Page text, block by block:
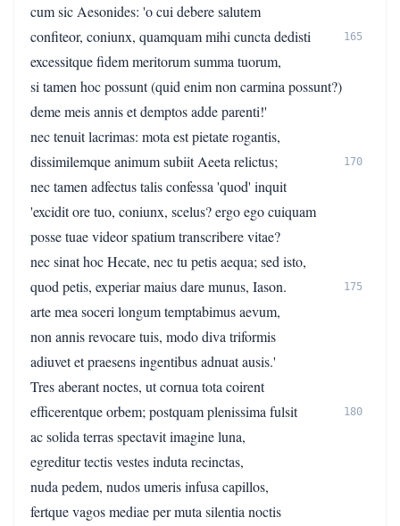
cum sic Aesonides: 'o cui debere salutem
confiteor, coniunx, quamquam mihi cuncta dedisti
165
excessitque fidem meritorum summa tuorum,
si tamen hoc possunt (quid enim non carmina possunt?)
deme meis annis et demptos adde parenti!'
nec tenuit lacrimas: mota est pietate rogantis,
dissimilemque animum subiit Aeeta relictus;
170
nec tamen adfectus talis confessa 'quod' inquit
'excidit ore tuo, coniunx, scelus? ergo ego cuiquam
posse tuae videor spatium transcribere vitae?
nec sinat hoc Hecate, nec tu petis aequa; sed isto,
quod petis, experiar maius dare munus, Iason.
175
arte mea soceri longum temptabimus aevum,
non annis revocare tuis, modo diva triformis
adiuvet et praesens ingentibus adnuat ausis.'
Tres aberant noctes, ut cornua tota coirent
efficerentque orbem; postquam plenissima fulsit
180
ac solida terras spectavit imagine luna,
egreditur tectis vestes induta recinctas,
nuda pedem, nudos umeris infusa capillos,
fertque vagos mediae per muta silentia noctis